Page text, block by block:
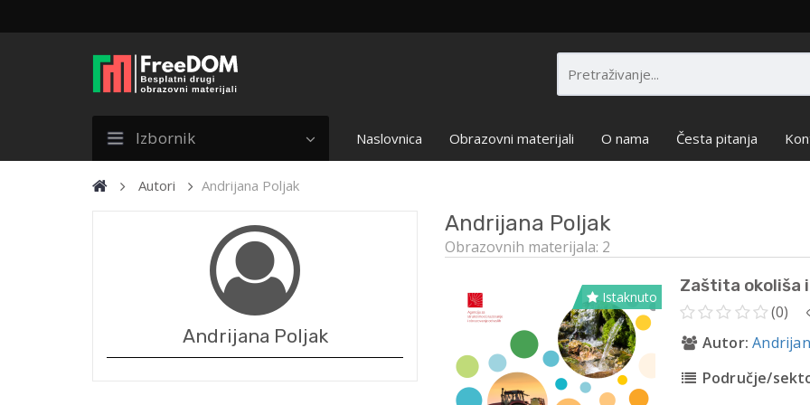
Izbornik Naslovnica Obrazovni materijali O nama Česta pitanja
Autori Andrijana Poljak
Andrijana Poljak
Andrijana Poljak
Obrazovnih materijala: 2
Istaknuto
Zaštita okoliša
(0)
Autor:
Područje/